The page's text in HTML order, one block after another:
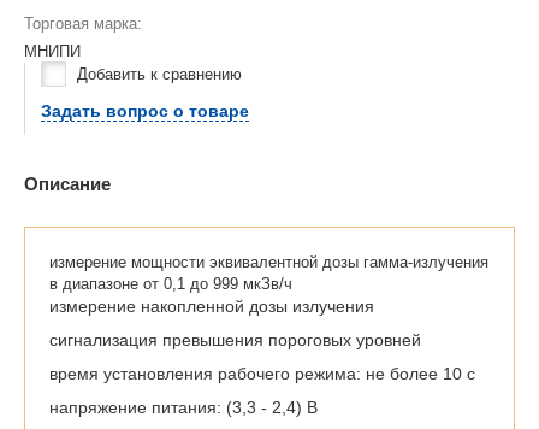
Торговая марка:
МНИПИ
Добавить к сравнению
Задать вопрос о товаре
Описание
измерение мощности эквивалентной дозы гамма-излучения
в диапазоне от 0,1 до 999 мкЗв/ч
измерение накопленной дозы излучения
сигнализация превышения пороговых уровней
время установления рабочего режима: не более 10 с
напряжение питания: (3,3 - 2,4) В